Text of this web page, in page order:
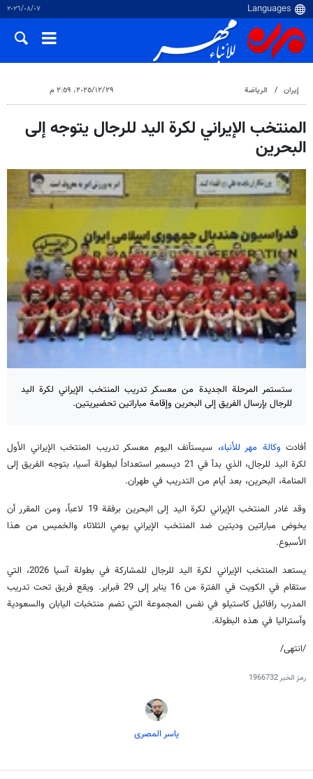
٠٧‏/٠٨‏/٢٠٢٦
إيران الرياضة ٢٩‏/١٢‏/٢٠٢٥، ٢:٥٩ م
المنتخب الإيراني لكرة اليد للرجال يتوجه إلى
البحرين
ستستمر المرحلة الجديدة من معسكر تدريب المنتخب الإيراني لكرة اليد
للرجال بإرسال الفريق إلى البحرين وإقامة مباراتين تحضيريتين.
أفادت وكالة مهر للأنباء، سيستأنف اليوم معسكر تدريب المنتخب الإيراني الأول
لكرة اليد للرجال، الذي بدأ في 21 ديسمبر استعداداً لبطولة آسيا، بتوجه الفريق إلى
المنامة، البحرين، بعد أيام من التدريب في طهران.
وقد غادر المنتخب الإيراني لكرة اليد إلى البحرين برفقة 19 لاعباً، ومن المقرر أن
يخوض مباراتين وديتين ضد المنتخب الإيراني يومي الثلاثاء والخميس من هذا
الأسبوع.
يستعد المنتخب الإيراني لكرة اليد للرجال للمشاركة في بطولة آسيا 2026، التي
ستقام في الكويت في الفترة من 16 يناير إلى 29 فبراير. ويقع فريق تحت تدريب
المدرب رافائيل كاستيلو في نفس المجموعة التي تضم منتخبات اليابان والسعودية
وأستراليا في هذه البطولة.
/انتهى/
رمز الخبر1966732
یاسر المصری